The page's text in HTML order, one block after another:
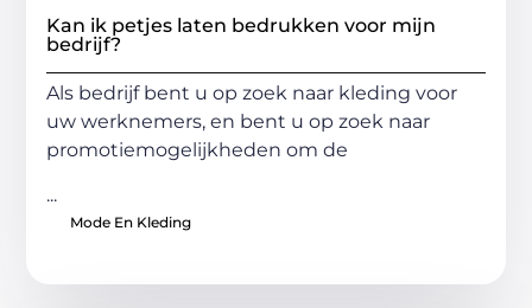
Kan ik petjes laten bedrukken voor mijn
bedrijf?
Als bedrijf bent u op zoek naar kleding voor
uw werknemers, en bent u op zoek naar
promotiemogelijkheden om de
...
Mode En Kleding